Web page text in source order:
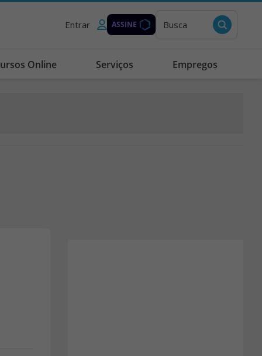
Entrar ASSINE Busca
Online Serviços Empregos